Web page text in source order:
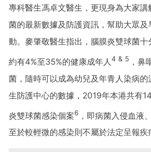
專科醫生馮卓文醫生，更現身為大家講
菌的最新數據及防護資訊，幫助大眾及
動。麥肇敬醫生指出，腦膜炎雙球菌十
約有4%至35%的健康成年人 4 & 5 ，鼻
菌，隨時可以成為幼兒及年青人染病
生防護中心的數據，2019年本港共有
炎雙球菌感染個案6 ，即病菌入侵血液
至於較輕微的感染則不屬於法定呈報疾